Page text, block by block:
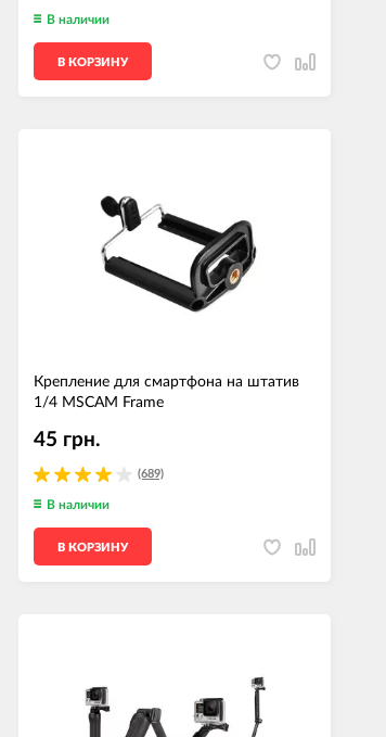
В наличии
В КОРЗИНУ
Крепление для смартфона на штатив
1/4 MSCAM Frame
(689)
45 грн.
В наличии
В КОРЗИНУ